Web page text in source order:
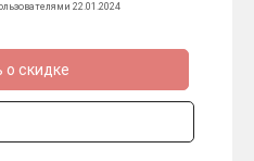
22.01.2024
о скидке